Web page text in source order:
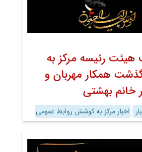
هیئت رئیسه مرکز به
همکار مهربان و
خانم بهشتی
اخبار مرکز به کوشش روابط عمومی